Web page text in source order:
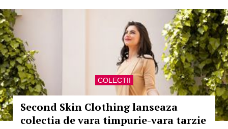
COLECTII
Second Skin Clothing lanseaza
colectia de vara timpurie-vara tarzie